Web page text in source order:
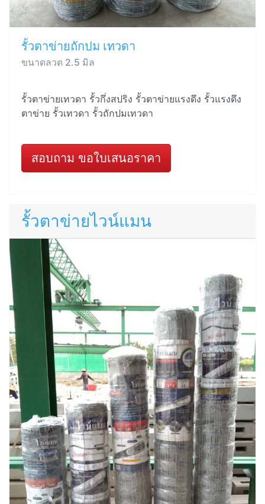
รั้วตาข่ายถักปม เทวดา
ขนาดลวด 2.5 มิล
รั้วตาข่ายเทวดา รั้วกึ่งสปริง รั้วตาข่ายแรงดึง รั้วแรงดึง
ตาข่าย รั้วเทวดา รั้วถักปมเทวดา
สอบถาม ขอใบเสนอราคา
รั้วตาข่ายไวน์แมน